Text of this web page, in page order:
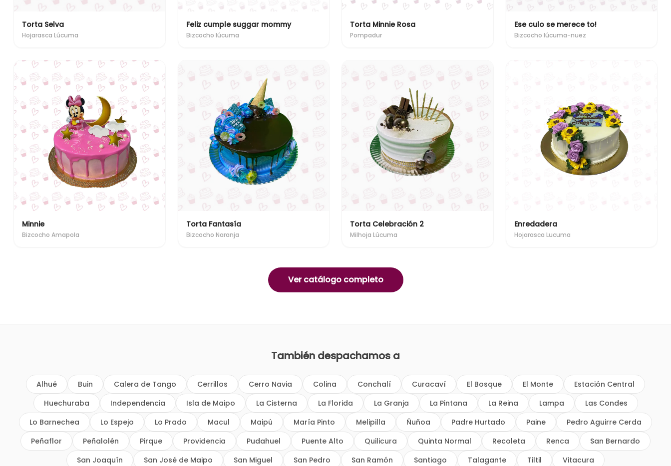
Torta Selva
Hojarasca Lúcuma
Feliz cumple suggar mommy
Bizcocho lúcuma
Torta Minnie Rosa
Pompadur
Ese culo se merece to!
Bizcocho lúcuma-nuez
Minnie
Bizcocho Amapola
Torta Fantasía
Bizcocho Naranja
Torta Celebración 2
Milhoja Lúcuma
Enredadera
Hojarasca Lucuma
Ver catálogo completo
También despachamos a
Alhué Buin Calera de Tango Cerrillos Cerro Navia Colina Conchalí Curacaví El Bosque El Monte
Estación Central
Huechuraba
Independencia Isla de Maipo La Cisterna La Florida La Granja La Pintana La Reina Lampa
Las Condes
Lo Barnechea
Lo Espejo Lo Prado Macul Maipú María Pinto Melipilla Ñuñoa Padre Hurtado Paine
Pedro Aguirre Cerda
Peñaflor
Peñalolén Pirque Providencia Pudahuel Puente Alto Quilicura Quinta Normal Recoleta Renca
San Bernardo
San Joaquín
San José de Maipo San Miguel San Pedro San Ramón Santiago Talagante Tiltil Vitacura